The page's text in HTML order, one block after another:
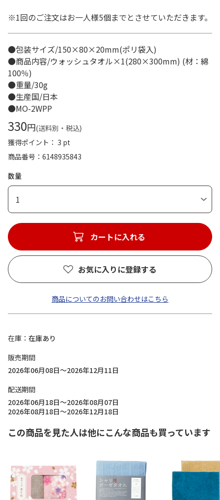
※1回のご注文はお一人様5個までとさせていただきます。
●包装サイズ/150×80×20mm(ポリ袋入)
●商品内容/ウォッシュタオル×1(280×300mm) (材：綿
100％)
●重量/30g
●生産国/日本
●MO-2WPP
330円(送料別・税込)
獲得ポイント： 3 pt
商品番号
6148935843
数量
1
カートに入れる
お気に入りに登録する
商品についてのお問い合わせはこちら
在庫
在庫あり
販売期間
2026年06月08日～2026年12月11日
配送期間
2026年06月18日～2026年08月07日
2026年08月18日～2026年12月18日
この商品を見た人は他にこんな商品も買っています